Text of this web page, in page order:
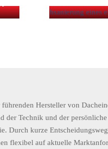
Hersteller von
der Technik und der
Durch kurze
flexibel auf aktuelle